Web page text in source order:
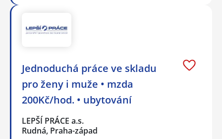
Jednoduchá práce ve skladu
pro ženy i muže • mzda
200Kč/hod. • ubytování
LEPŠÍ PRÁCE a.s.
Rudná, Praha-západ